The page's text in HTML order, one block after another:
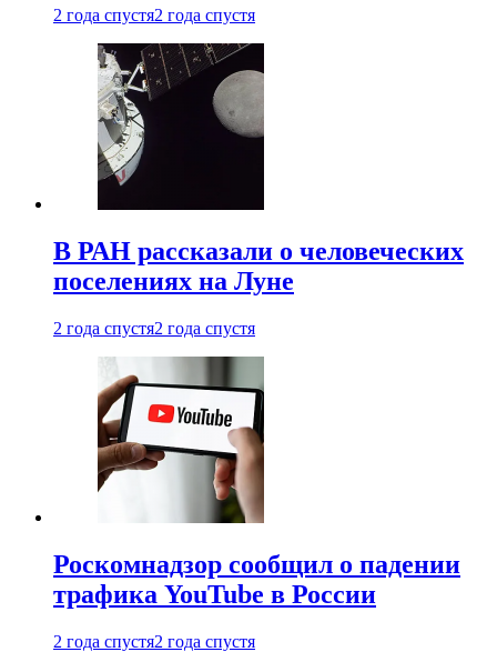
2 года спустя2 года спустя
В РАН рассказали о человеческих
поселениях на Луне
2 года спустя2 года спустя
Роскомнадзор сообщил о падении
трафика YouTube в России
2 года спустя2 года спустя